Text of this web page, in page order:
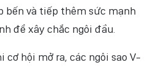
bến và tiếp thêm sức mạnh
để xây chắc ngôi đầu.
cơ hội mở ra, các ngôi sao V-